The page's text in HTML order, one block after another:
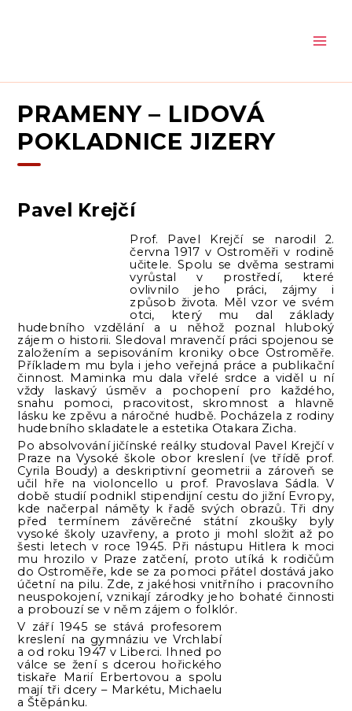
PRAMENY – LIDOVÁ
POKLADNICE JIZERY
Pavel Krejčí
Prof. Pavel Krejčí se narodil 2.
června 1917 v Ostroměři v rodině
učitele. Spolu se dvěma sestrami
vyrůstal v prostředí, které
ovlivnilo jeho práci, zájmy i
způsob života. Měl vzor ve svém
otci, který mu dal základy
hudebního vzdělání a u něhož poznal hluboký
zájem o historii. Sledoval mravenčí práci spojenou se
založením a sepisováním kroniky obce Ostroměře.
Příkladem mu byla i jeho veřejná práce a publikační
činnost. Maminka mu dala vřelé srdce a viděl u ní
vždy laskavý úsměv a pochopení pro každého,
snahu pomoci, pracovitost, skromnost a hlavně
lásku ke zpěvu a náročné hudbě. Pocházela z rodiny
hudebního skladatele a estetika Otakara Zicha.
Po absolvování jičínské reálky studoval Pavel Krejčí v
Praze na Vysoké škole obor kreslení (ve třídě prof.
Cyrila Boudy) a deskriptivní geometrii a zároveň se
učil hře na violoncello u prof. Pravoslava Sádla. V
době studií podnikl stipendijní cestu do jižní Evropy,
kde načerpal náměty k řadě svých obrazů. Tři dny
před termínem závěrečné státní zkoušky byly
vysoké školy uzavřeny, a proto ji mohl složit až po
šesti letech v roce 1945. Při nástupu Hitlera k moci
mu hrozilo v Praze zatčení, proto utíká k rodičům
do Ostroměře, kde se za pomoci přátel dostává jako
účetní na pilu. Zde, z jakéhosi vnitřního i pracovního
neuspokojení, vznikají zárodky jeho bohaté činnosti
a probouzí se v něm zájem o folklór.
V září 1945 se stává profesorem
kreslení na gymnáziu ve Vrchlabí
a od roku 1947 v Liberci. Ihned po
válce se žení s dcerou hořického
tiskaře Marií Erbertovou a spolu
mají tři dcery – Markétu, Michaelu
a Štěpánku.